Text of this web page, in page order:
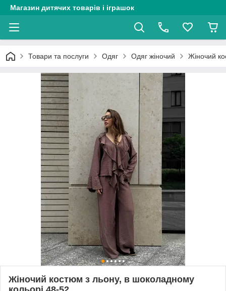
Магазин дитячих товарів і іграшок
Товари та послуги Одяг Одяг жіночий Жіночий
Жіночий костюм з льону, в шоколадному